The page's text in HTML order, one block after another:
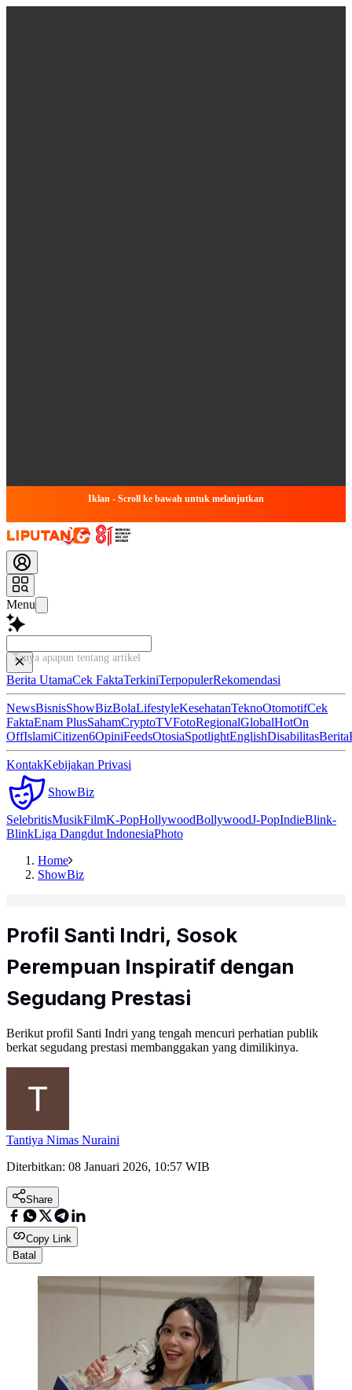
Iklan - Scroll ke bawah untuk melanjutkan
Menu
Tanya apapun tentang artikel ini...
Berita UtamaCek FaktaTerkiniTerpopulerRekomendasi
NewsBisnisShowBizBolaLifestyleKesehatanTeknoOtomotifCek
FaktaEnam PlusSahamCryptoTVFotoRegionalGlobalHotOn
OffIslamiCitizen6OpiniFeedsOtosiaSpotlightEnglishDisabilitasBerita
KontakKebijakan Privasi
ShowBiz
SelebritisMusikFilmK-PopHollywoodBollywoodJ-PopIndieBlink-
BlinkLiga Dangdut IndonesiaPhoto
Home
ShowBiz
Profil Santi Indri, Sosok
Perempuan Inspiratif dengan
Segudang Prestasi
Berikut profil Santi Indri yang tengah mencuri perhatian publik
berkat segudang prestasi membanggakan yang dimilikinya.
Tantiya Nimas Nuraini
Diterbitkan: 08 Januari 2026, 10:57 WIB
Share
Copy Link
Batal